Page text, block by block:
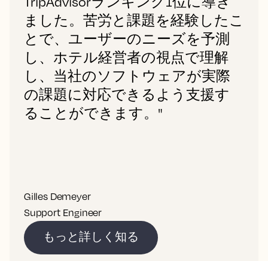
ました。苦労と課題を経験したこ
とで、ユーザーのニーズを予測
し、ホテル経営者の視点で理解
し、当社のソフトウェアが実際
の課題に対応できるよう支援す
ることができます。"
Gilles Demeyer
Support Engineer
もっと詳しく知る